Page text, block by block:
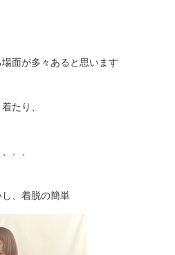
面が多々あると思います
たり、
、、
、着脱の簡単